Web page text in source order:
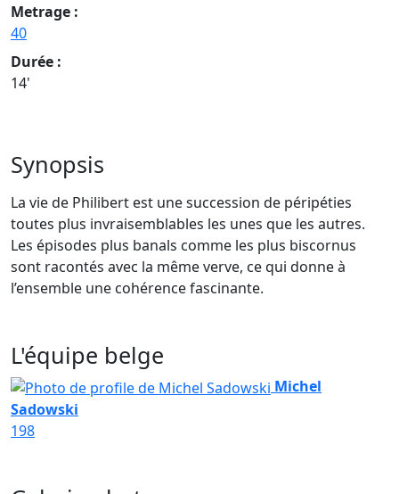
Metrage :
40
Durée :
14'
Synopsis
La vie de Philibert est une succession de péripéties
toutes plus invraisemblables les unes que les autres.
Les épisodes plus banals comme les plus biscornus
sont racontés avec la même verve, ce qui donne à
l’ensemble une cohérence fascinante.
L'équipe belge
Michel
Sadowski
198